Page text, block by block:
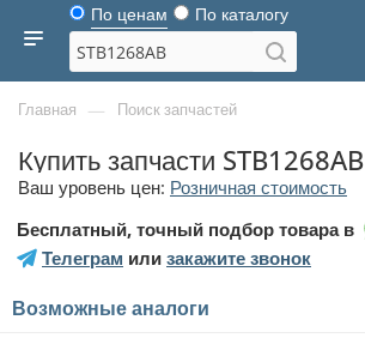
По ценам По каталогу
Главная — Поиск запчастей
Купить запчасти STB1268AB
Ваш уровень цен: Розничная стоимость
Бесплатный, точный подбор товара в
Телеграм или закажите звонок
Возможные аналоги